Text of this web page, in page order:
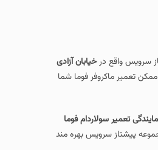
سرویس واقع درخیابان آزادی
ممکنتعمیر ماکروفر فوما شما
تعمیر سولاردام فوما
مجموعه و در ساعت کاری 9 صبح تا 8 شب از خدمات مجموعه پیشتاز سرویس بهره مند